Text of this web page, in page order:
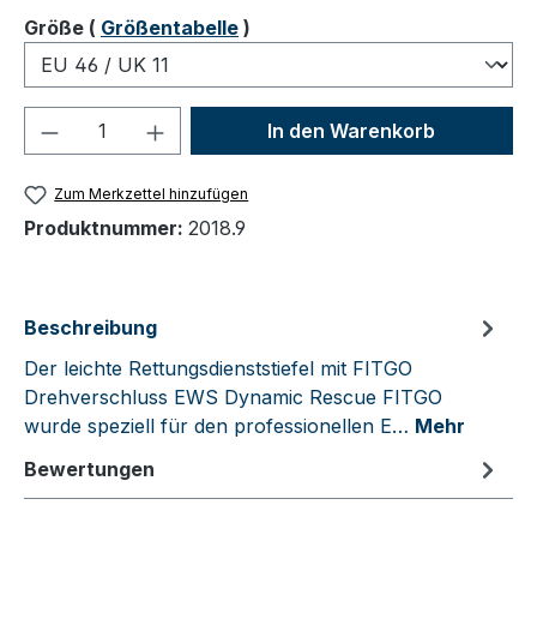
Größeauswählen
( Größentabelle )
Produkt Anzahl: Gib denIn den Warenkorb
Zum Merkzettel hinzufügen
Produktnummer: 2018.9
Beschreibung
Der leichte Rettungsdienststiefel mit FITGO
Drehverschluss EWS Dynamic Rescue FITGO
wurde speziell für den professionellen E… Mehr
Bewertungen